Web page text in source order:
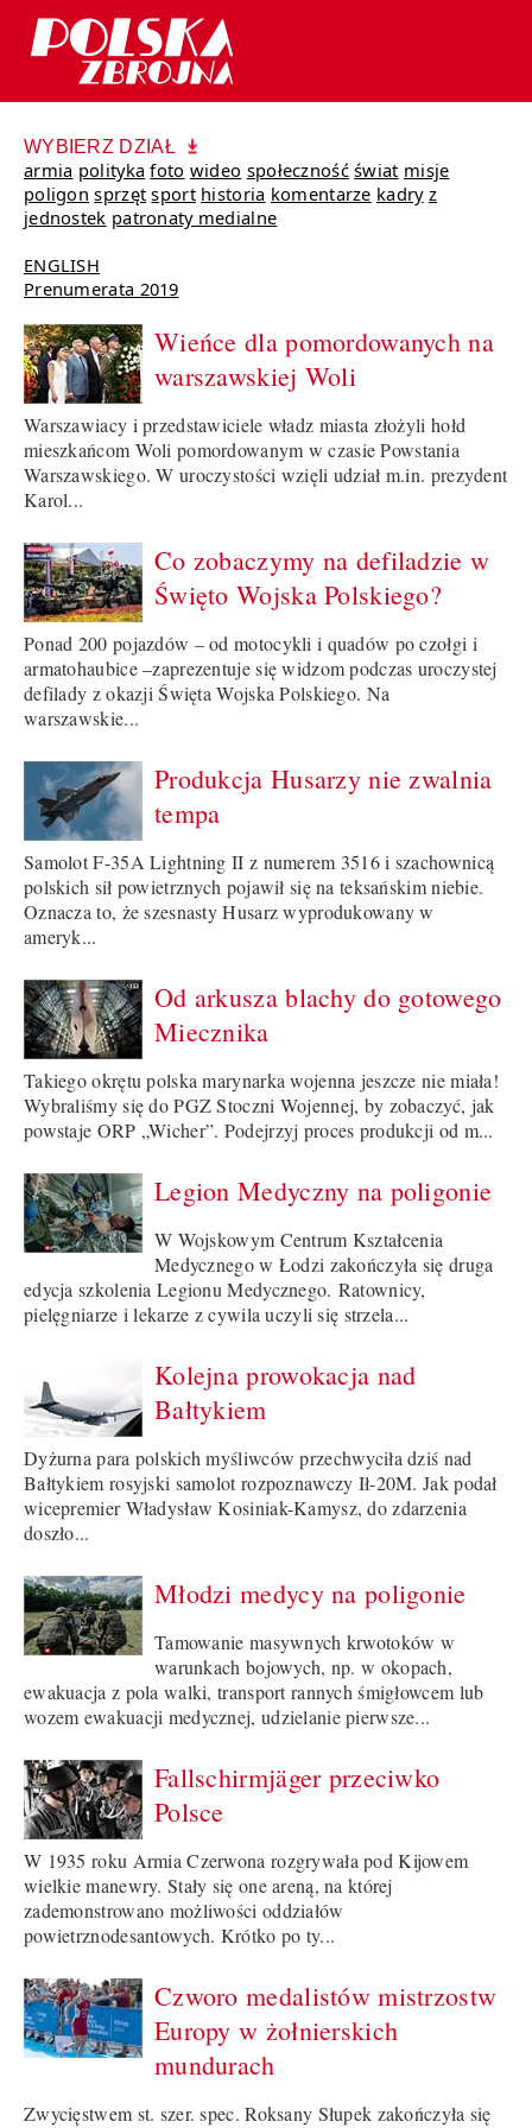
WYBIERZ DZIAŁ
armia polityka foto wideo społeczność świat misje
poligon sprzęt sport historia komentarze kadry z
jednostek patronaty medialne
ENGLISH
Prenumerata 2019
Wieńce dla pomordowanych na
warszawskiej Woli
Warszawiacy i przedstawiciele władz miasta złożyli hołd
mieszkańcom Woli pomordowanym w czasie Powstania
Warszawskiego. W uroczystości wzięli udział m.in. prezydent
Karol...
Co zobaczymy na defiladzie w
Święto Wojska Polskiego?
Ponad 200 pojazdów – od motocykli i quadów po czołgi i
armatohaubice –zaprezentuje się widzom podczas uroczystej
defilady z okazji Święta Wojska Polskiego. Na
warszawskie...
Produkcja Husarzy nie zwalnia
tempa
Samolot F-35A Lightning II z numerem 3516 i szachownicą
polskich sił powietrznych pojawił się na teksańskim niebie.
Oznacza to, że szesnasty Husarz wyprodukowany w
ameryk...
Od arkusza blachy do gotowego
Miecznika
Takiego okrętu polska marynarka wojenna jeszcze nie miała!
Wybraliśmy się do PGZ Stoczni Wojennej, by zobaczyć, jak
powstaje ORP „Wicher”. Podejrzyj proces produkcji od m...
Legion Medyczny na poligonie
W Wojskowym Centrum Kształcenia
Medycznego w Łodzi zakończyła się druga
edycja szkolenia Legionu Medycznego. Ratownicy,
pielęgniarze i lekarze z cywila uczyli się strzela...
Kolejna prowokacja nad
Bałtykiem
Dyżurna para polskich myśliwców przechwyciła dziś nad
Bałtykiem rosyjski samolot rozpoznawczy Ił-20M. Jak podał
wicepremier Władysław Kosiniak-Kamysz, do zdarzenia
doszło...
Młodzi medycy na poligonie
Tamowanie masywnych krwotoków w
warunkach bojowych, np. w okopach,
ewakuacja z pola walki, transport rannych śmigłowcem lub
wozem ewakuacji medycznej, udzielanie pierwsze...
Fallschirmjäger przeciwko
Polsce
W 1935 roku Armia Czerwona rozgrywała pod Kijowem
wielkie manewry. Stały się one areną, na której
zademonstrowano możliwości oddziałów
powietrznodesantowych. Krótko po ty...
Czworo medalistów mistrzostw
Europy w żołnierskich
mundurach
Zwycięstwem st. szer. spec. Roksany Słupek zakończyła się